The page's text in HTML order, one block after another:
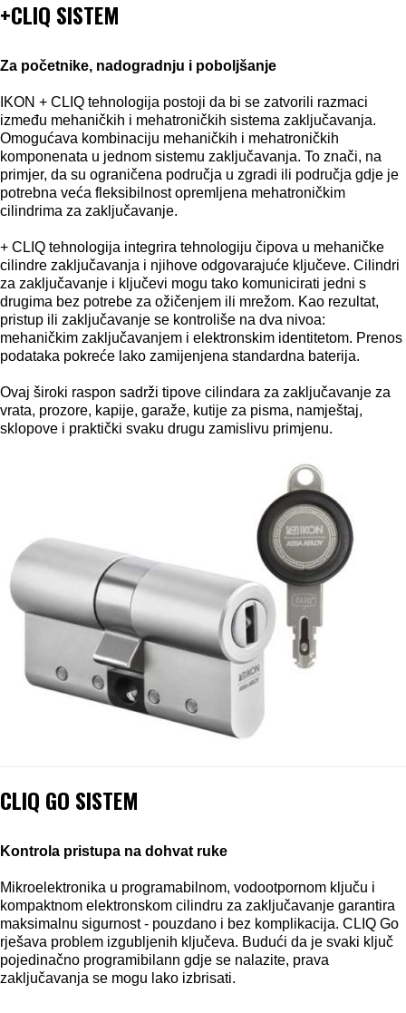
+CLIQ SISTEM
Za početnike, nadogradnju i poboljšanje
IKON + CLIQ tehnologija postoji da bi se zatvorili razmaci
između mehaničkih i mehatroničkih sistema zaključavanja.
Omogućava kombinaciju mehaničkih i mehatroničkih
komponenata u jednom sistemu zaključavanja. To znači, na
primjer, da su ograničena područja u zgradi ili područja gdje je
potrebna veća fleksibilnost opremljena mehatroničkim
cilindrima za zaključavanje.
+ CLIQ tehnologija integrira tehnologiju čipova u mehaničke
cilindre zaključavanja i njihove odgovarajuće ključeve. Cilindri
za zaključavanje i ključevi mogu tako komunicirati jedni s
drugima bez potrebe za ožičenjem ili mrežom. Kao rezultat,
pristup ili zaključavanje se kontroliše na dva nivoa:
mehaničkim zaključavanjem i elektronskim identitetom. Prenos
podataka pokreće lako zamijenjena standardna baterija.
Ovaj široki raspon sadrži tipove cilindara za zaključavanje za
vrata, prozore, kapije, garaže, kutije za pisma, namještaj,
sklopove i praktički svaku drugu zamislivu primjenu.
CLIQ GO SISTEM
Kontrola pristupa na dohvat ruke
Mikroelektronika u programabilnom, vodootpornom ključu i
kompaktnom elektronskom cilindru za zaključavanje garantira
maksimalnu sigurnost - pouzdano i bez komplikacija. CLIQ Go
rješava problem izgubljenih ključeva. Budući da je svaki ključ
pojedinačno programibilann gdje se nalazite, prava
zaključavanja se mogu lako izbrisati.